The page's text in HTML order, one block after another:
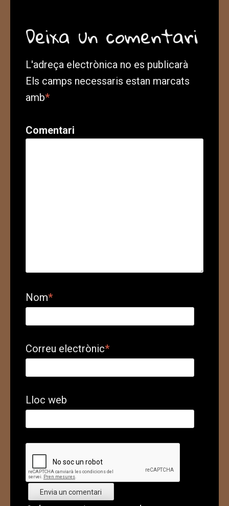
Deixa un comentari
L'adreça electrònica no es publicarà
Els camps necessaris estan marcats
amb*
Comentari
Nom*
Correu electrònic*
Lloc web